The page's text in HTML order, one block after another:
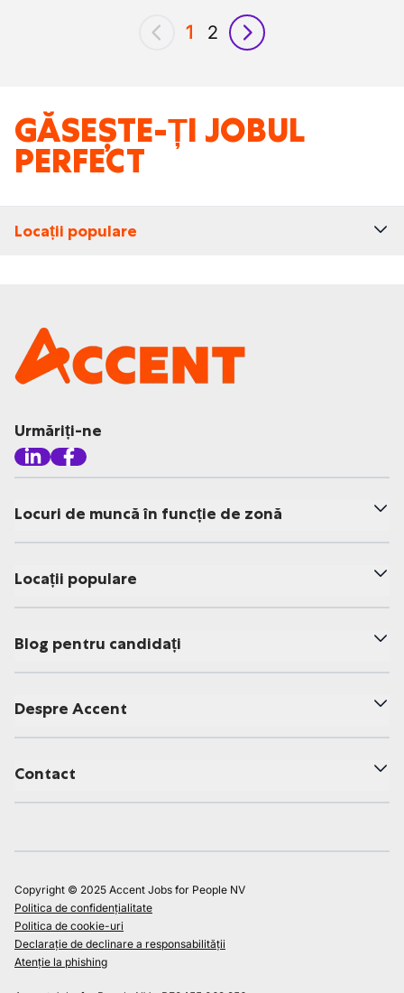
anterior
1 2
următor
GĂSEȘTE-ȚI JOBUL
PERFECT
Locații populare
Urmăriți-ne
Locuri de muncă în funcție de zonă
Locații populare
Blog pentru candidați
Despre Accent
Contact
Copyright © 2025 Accent Jobs for People NV
Politica de confidențialitate
Politica de cookie-uri
Declarație de declinare a responsabilității
Atenție la phishing